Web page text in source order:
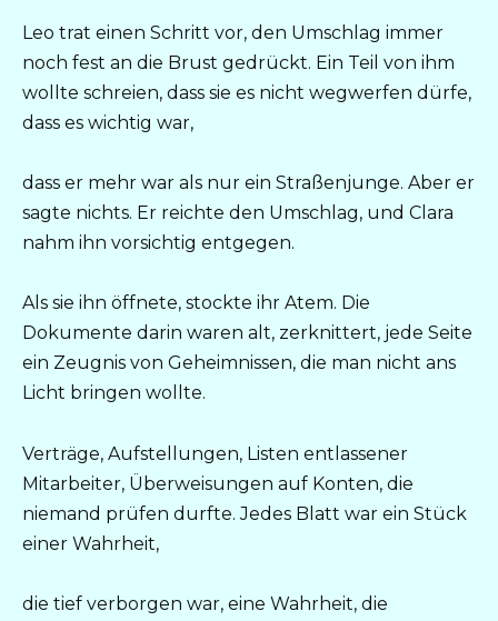
Leo trat einen Schritt vor, den Umschlag immer
noch fest an die Brust gedrückt. Ein Teil von ihm
wollte schreien, dass sie es nicht wegwerfen dürfe,
dass es wichtig war,
dass er mehr war als nur ein Straßenjunge. Aber er
sagte nichts. Er reichte den Umschlag, und Clara
nahm ihn vorsichtig entgegen.
Als sie ihn öffnete, stockte ihr Atem. Die
Dokumente darin waren alt, zerknittert, jede Seite
ein Zeugnis von Geheimnissen, die man nicht ans
Licht bringen wollte.
Verträge, Aufstellungen, Listen entlassener
Mitarbeiter, Überweisungen auf Konten, die
niemand prüfen durfte. Jedes Blatt war ein Stück
einer Wahrheit,
die tief verborgen war, eine Wahrheit, die